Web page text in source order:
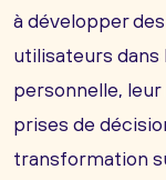
à développer
utilisateurs dans
personnelle,
prises de
transformation